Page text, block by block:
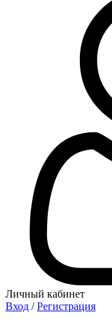
Личный кабинет
Вход / Регистрация